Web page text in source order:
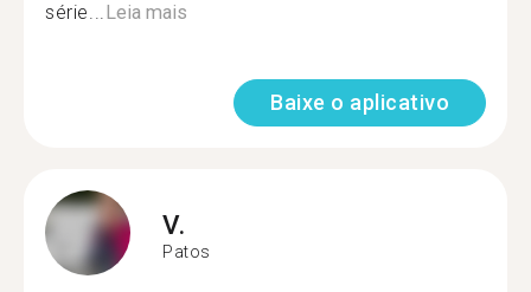
série...Leia mais
Baixe o aplicativo
V.
Patos